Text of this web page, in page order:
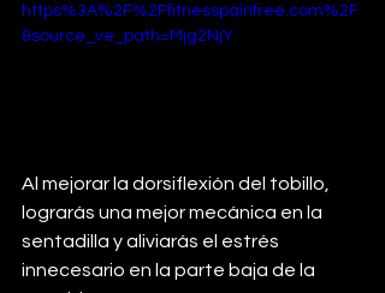
https%3A%2F%2Ffitnesspainfree.com%2F
&source_ve_path=Mjg2NjY
Al mejorar la dorsiflexión del tobillo,
lograrás una mejor mecánica en la
sentadilla y aliviarás el estrés
innecesario en la parte baja de la